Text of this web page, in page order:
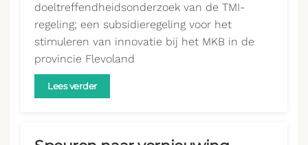
doeltreffendheidsonderzoek van de TMI-
regeling; een subsidieregeling voor het
stimuleren van innovatie bij het MKB in de
provincie Flevoland
Lees verder